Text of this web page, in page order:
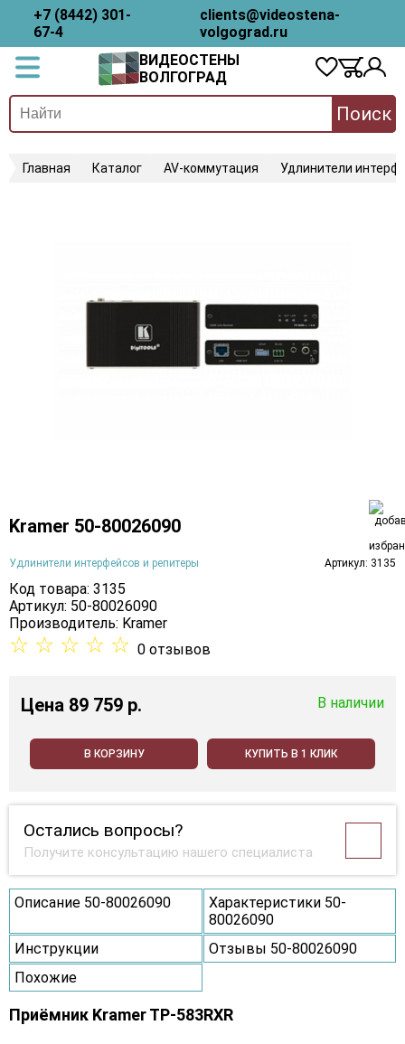
+7 (8442) 301-
67-4
clients@videostena-
volgograd.ru
ВИДЕОСТЕНЫ
ВОЛГОГРАД
Поиск
Главная Каталог AV-коммутация Удлинители
Kramer 50-80026090
Удлинители интерфейсов и репитеры Артикул: 3135
Код товара: 3135
Артикул: 50-80026090
Производитель: Kramer
☆ ☆ ☆ ☆ ☆ 0 отзывов
Цена 89 759 p. В наличии
В КОРЗИНУ КУПИТЬ В 1 КЛИК
Остались вопросы?
Получите консультацию нашего специалиста
Описание 50-80026090
Характеристики 50-
80026090
Инструкции
Отзывы 50-80026090
Похожие
Приёмник Kramer TP-583RXR